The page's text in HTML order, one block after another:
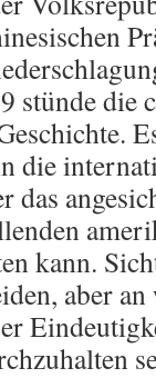
stünde die
die
das
kann.
aber an